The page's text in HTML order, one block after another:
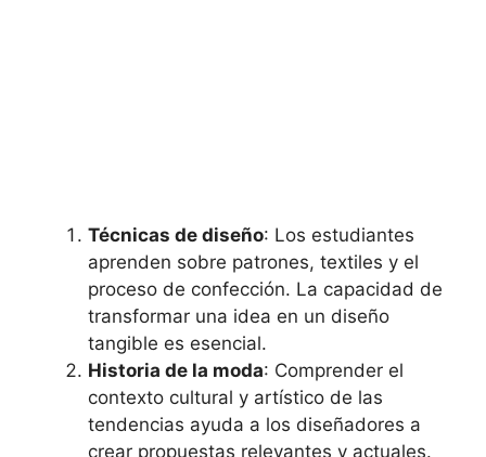
Técnicas de diseño: Los estudiantes
aprenden sobre patrones, textiles y el
proceso de confección. La capacidad de
transformar una idea en un diseño
tangible es esencial.
Historia de la moda: Comprender el
contexto cultural y artístico de las
tendencias ayuda a los diseñadores a
crear propuestas relevantes y actuales.